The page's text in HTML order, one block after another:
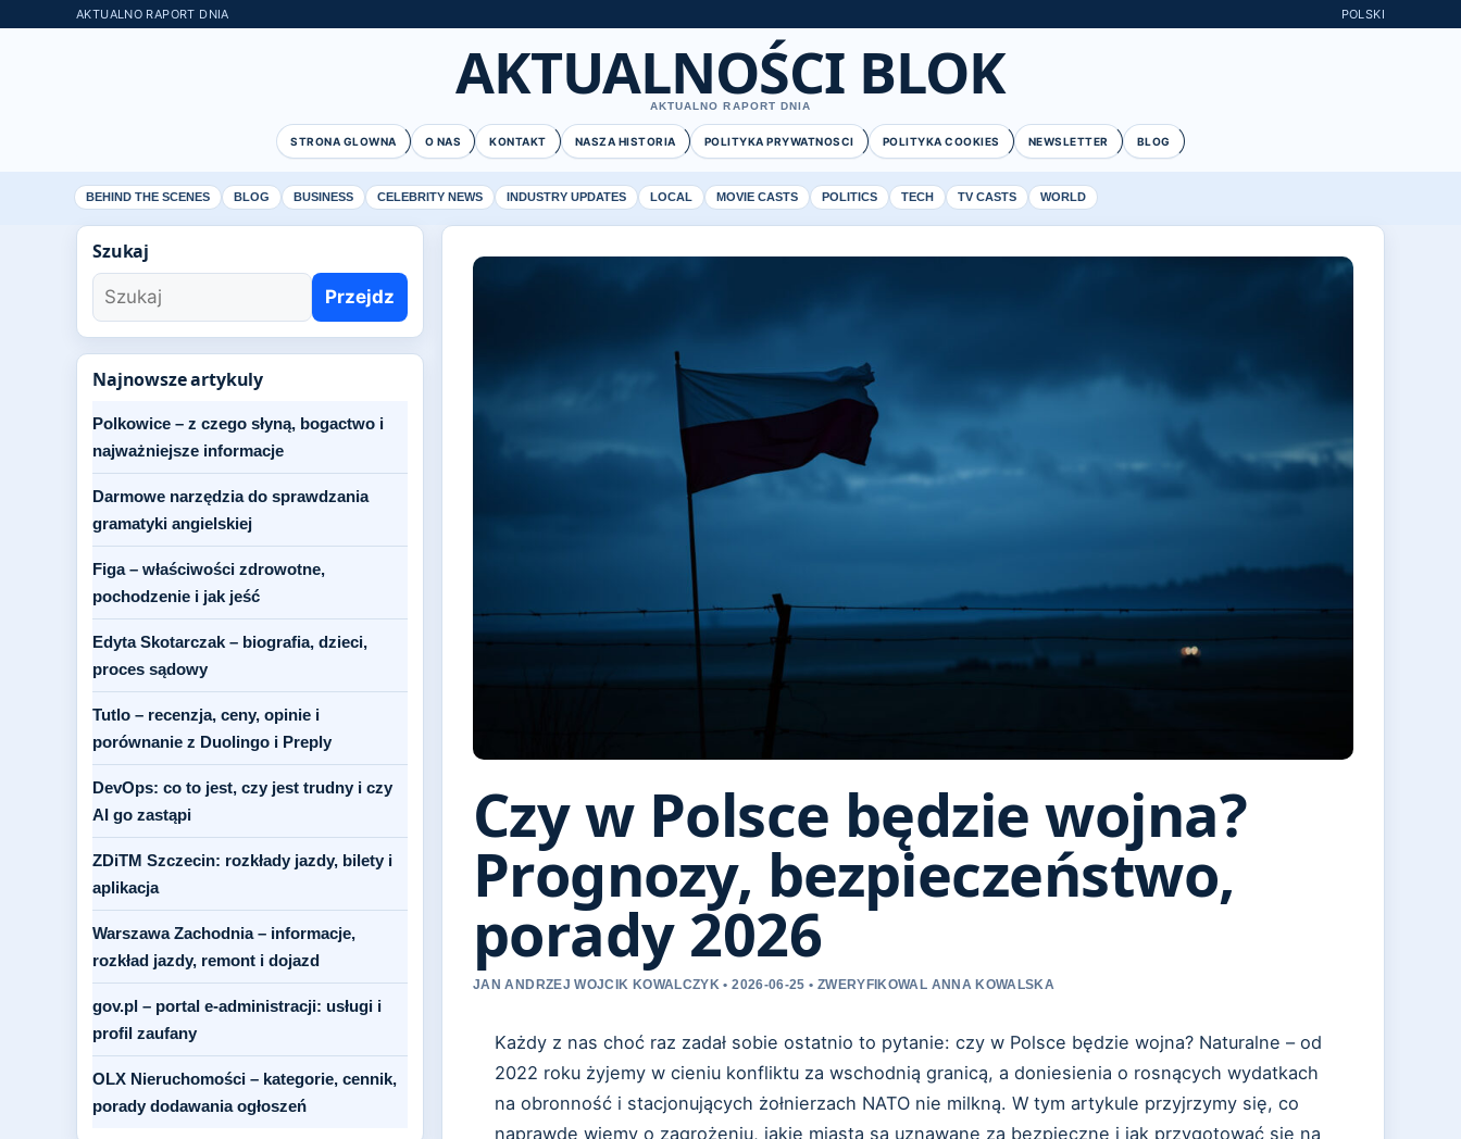
AKTUALNO RAPORT DNIA POLSKI
AKTUALNOŚCI BLOK
AKTUALNO RAPORT DNIA
STRONA GLOWNA O NAS KONTAKT NASZA HISTORIA POLITYKA PRYWATNOSCI POLITYKA COOKIES NEWSLETTER BLOG
BEHIND THE SCENES BLOG BUSINESS CELEBRITY NEWS INDUSTRY UPDATES LOCAL MOVIE CASTS POLITICS TECH TV CASTS WORLD
Czy w Polsce będzie wojna?
Prognozy, bezpieczeństwo,
porady 2026
JAN ANDRZEJ WOJCIK KOWALCZYK • 2026-06-25 • ZWERYFIKOWAL ANNA KOWALSKA
Każdy z nas choć raz zadał sobie ostatnio to pytanie: czy w Polsce będzie wojna? Naturalne – od
2022 roku żyjemy w cieniu konfliktu za wschodnią granicą, a doniesienia o rosnących wydatkach
na obronność i stacjonujących żołnierzach NATO nie milkną. W tym artykule przyjrzymy się, co
naprawdę wiemy o zagrożeniu, jakie miasta są uznawane za bezpieczne i jak przygotować się na
Szukaj
Przejdz
Najnowsze artykuly
Polkowice – z czego słyną, bogactwo i
najważniejsze informacje
Darmowe narzędzia do sprawdzania
gramatyki angielskiej
Figa – właściwości zdrowotne,
pochodzenie i jak jeść
Edyta Skotarczak – biografia, dzieci,
proces sądowy
Tutlo – recenzja, ceny, opinie i
porównanie z Duolingo i Preply
DevOps: co to jest, czy jest trudny i czy
AI go zastąpi
ZDiTM Szczecin: rozkłady jazdy, bilety i
aplikacja
Warszawa Zachodnia – informacje,
rozkład jazdy, remont i dojazd
gov.pl – portal e-administracji: usługi i
profil zaufany
OLX Nieruchomości – kategorie, cennik,
porady dodawania ogłoszeń